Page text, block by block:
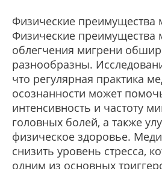
Физические преимущества
Физические преимущества
облегчения мигрени
разнообразны.
что регулярная практика
осознанности может
интенсивность и частоту
головных болей, а также
физическое здоровье.
снизить уровень стресса,
одним из основных